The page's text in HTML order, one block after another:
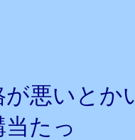
が悪いと
たっ